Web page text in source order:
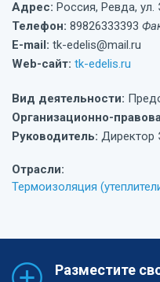
Адрес: Россия, Ревда, ул.
Телефон: 89826333393
E-mail: tk-edelis@mail.ru
Web-сайт: tk-edelis.ru
Вид деятельности:
Организационно-
Руководитель: Директор
Отрасли:
Термоизоляция
Разместите